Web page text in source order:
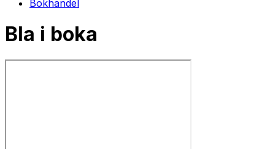
Bokhandel
Bla i boka